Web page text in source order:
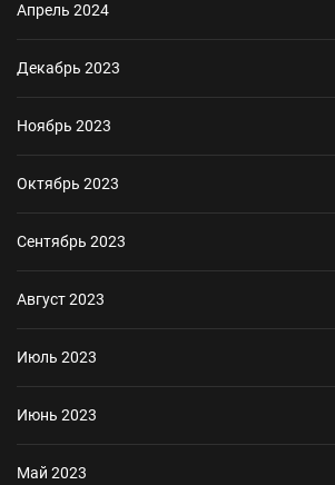
Апрель 2024
Декабрь 2023
Ноябрь 2023
Октябрь 2023
Сентябрь 2023
Август 2023
Июль 2023
Июнь 2023
Май 2023